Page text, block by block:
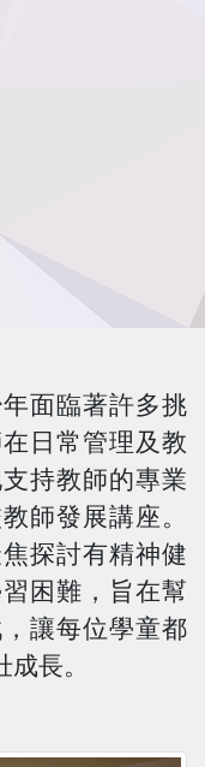
面臨著許多挑
日常管理及教
持教師的專業
師發展講座。
探討有精神健
困難，旨在幫
讓每位學童都
長。